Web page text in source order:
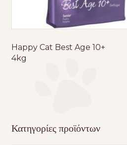
Happy Cat Best Age 10+
4kg
Κατηγορίες προϊόντων